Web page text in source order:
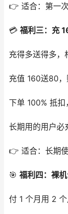
👉 适合：第一
💳 福利三：充
充得多送得多，
充值 160送80
下单 100% 抵扣
长期用的用户必
👉 适合：长期
🎯 福利四：裸
付 1 个月用 2 个